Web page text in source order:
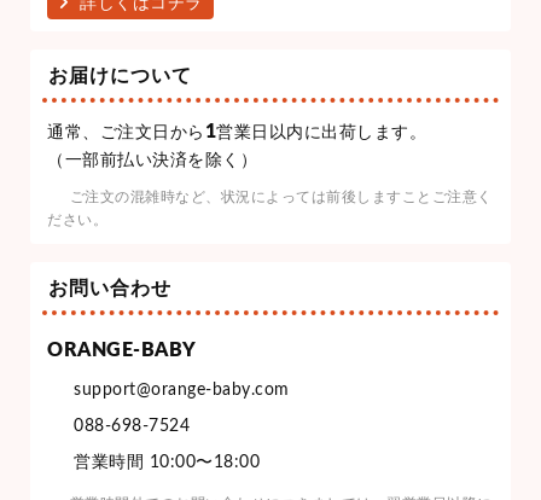
お届けについて
通常、ご注文日から 1営業日以内に出荷します。
（一部前払い決済を除く）
ご注文の混雑時など、状況によっては前後しますことご注意く
ださい。
お問い合わせ
ORANGE-BABY
support@orange-baby.com
088-698-7524
営業時間 10:00〜18:00